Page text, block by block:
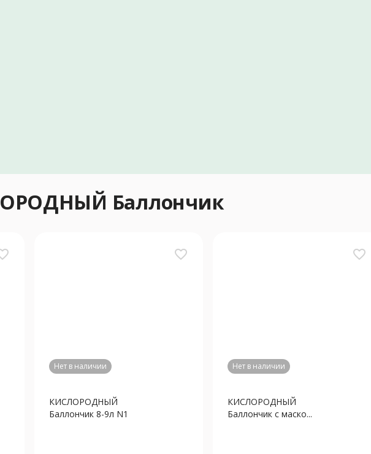
Баллончик
favorite_border
Нет в наличии
КИСЛОРОДНЫЙ
Баллончик 8-9л N1
favorite_border
Нет в наличии
КИСЛОРОДНЫЙ
Баллончик с маско...